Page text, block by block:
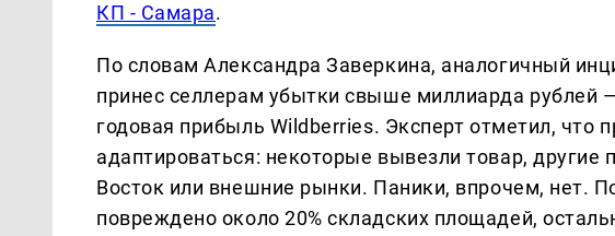
КП - Самара.
По словам Александра Заверкина, аналогичный
принес селлерам убытки свыше миллиарда рублей
годовая прибыль Wildberries. Эксперт отметил, что
адаптироваться: некоторые вывезли товар, другие
Восток или внешние рынки. Паники, впрочем, нет.
повреждено около 20% складских площадей,